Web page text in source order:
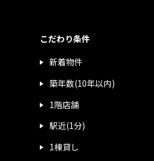
こだわり条件
新着物件
築年数(10年以内)
1階店舗
駅近(1分)
1棟貸し